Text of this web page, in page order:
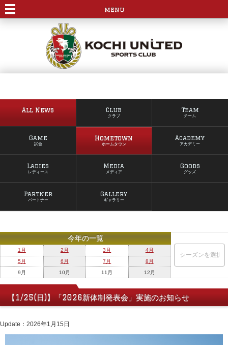
menu
All News Club
クラブ
Team
チーム
Game
試合
Hometown
ホームタウン
Academy
アカデミー
Ladies
レディース
Media
メディア
Goods
グッズ
Partner
パートナー
Gallery
ギャラリー
今年の一覧
1月 2月 3月
4月
5月
6月 7月
8月
9月
10月 11月 12月
【1/25(日)】「2026新体制発表会」実施のお知らせ
Update：2026年1月15日